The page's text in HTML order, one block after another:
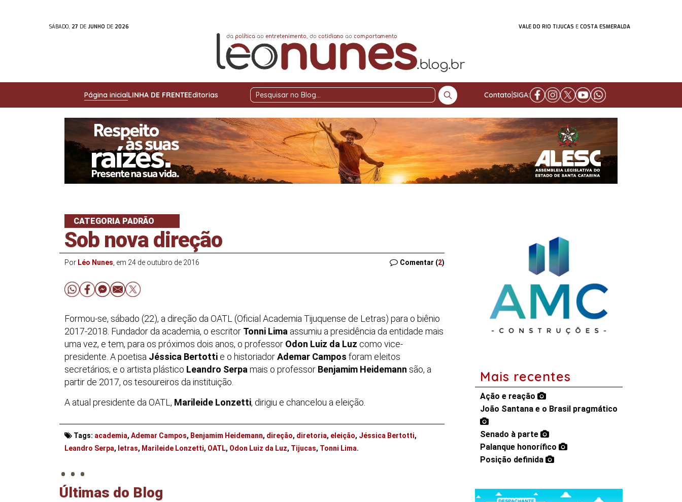
SÁBADO, 27 DE JUNHO DE 2026 VALE DO RIO TIJUCAS E COSTA ESMERALDA
Página inicialLINHA DE FRENTEEditorias
Pesquisar
Contato SIGA:
CATEGORIA PADRÃO
Sob nova direção
Por Léo Nunes , em 24 de outubro de 2016 Comentar (2)
Formou-se, sábado (22), a direção da OATL (Oficial Academia Tijuquense de Letras) para o biênio
2017-2018. Fundador da academia, o escritor Tonni Lima assumiu a presidência da entidade mais
uma vez, e tem, para os próximos dois anos, o professor Odon Luiz da Luz como vice-
presidente. A poetisa Jéssica Bertotti e o historiadorAdemar Campos foram eleitos
secretários; e o artista plástico Leandro Serpa mais o professor Benjamim Heidemann são, a
partir de 2017, os tesoureiros da instituição.
A atual presidente da OATL, Marileide Lonzetti, dirigiu e chancelou a eleição.
Tags: academia, Ademar Campos, Benjamim Heidemann, direção, diretoria, eleição, Jéssica Bertotti,
Leandro Serpa, letras, Marileide Lonzetti, OATL, Odon Luiz da Luz, Tijucas, Tonni Lima.
. . .
Últimas do Blog
Mais recentes
Ação e reação
João Santana e o Brasil pragmático
Senado à parte
Palanque honorífico
Posição definida